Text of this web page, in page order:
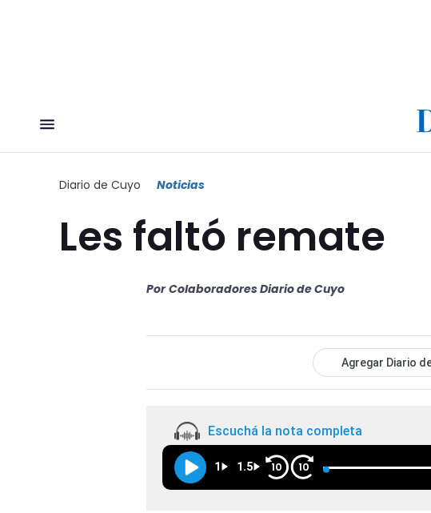
Diario de Cuyo Noticias
Les faltó remate
Por Colaboradores Diario de Cuyo
Agregar Diario
Escuchá la nota completa
1 1.5 10 10